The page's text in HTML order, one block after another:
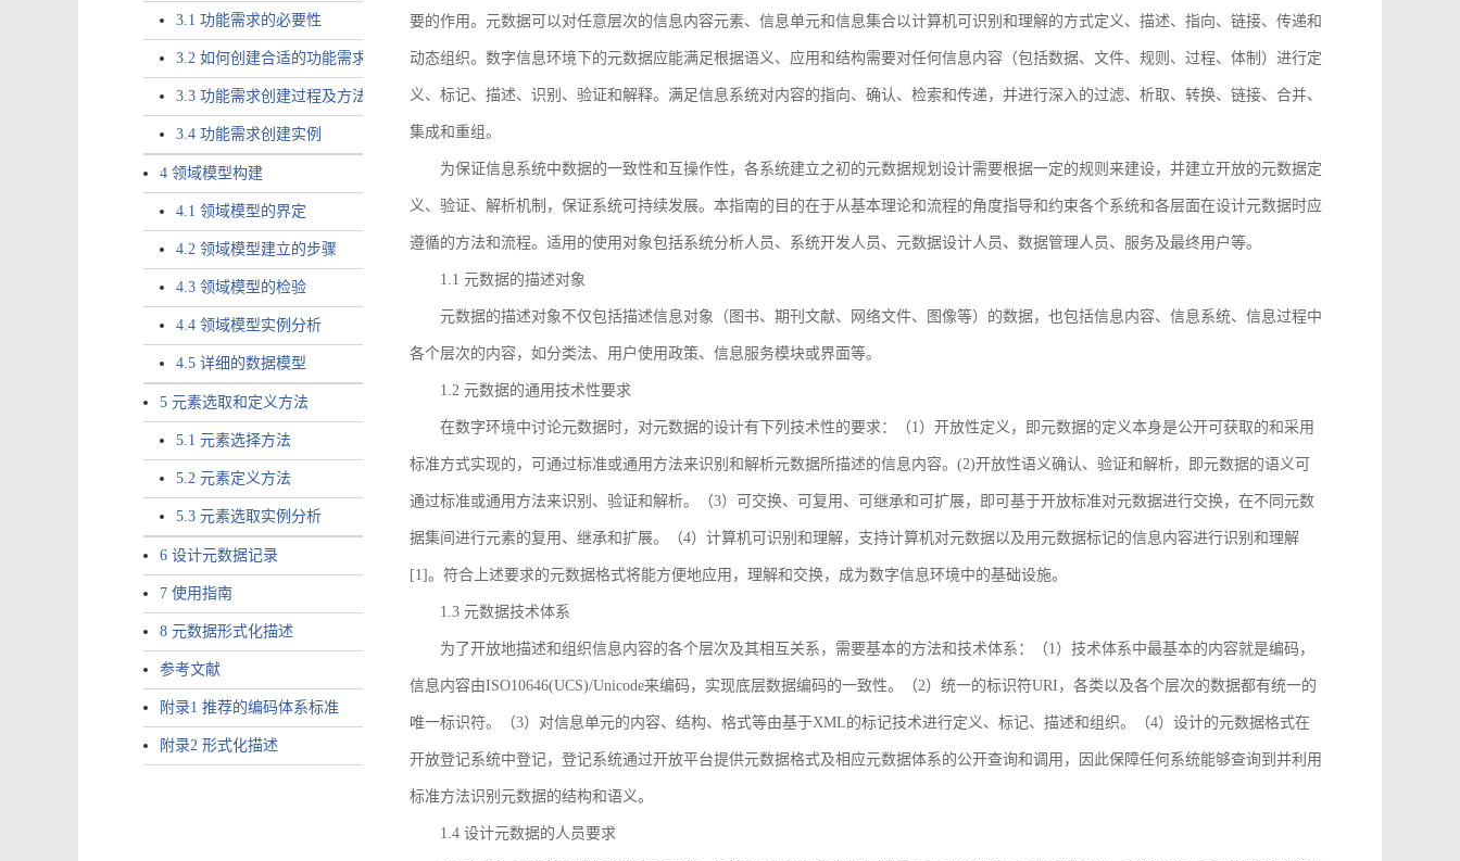
3.1 功能需求的必要性
3.2 如何创建合适的功能需求
3.3 功能需求创建过程及方法
3.4 功能需求创建实例
4 领域模型构建
4.1 领域模型的界定
4.2 领域模型建立的步骤
4.3 领域模型的检验
4.4 领域模型实例分析
4.5 详细的数据模型
5 元素选取和定义方法
5.1 元素选择方法
5.2 元素定义方法
5.3 元素选取实例分析
6 设计元数据记录
7 使用指南
8 元数据形式化描述
参考文献
附录1 推荐的编码体系标准
附录2 形式化描述
要的作用。元数据可以对任意层次的信息内容元素、信息单元和信息集合以计算机可识别和理解的方式定义、描述、指向、链接、传递和
动态组织。数字信息环境下的元数据应能满足根据语义、应用和结构需要对任何信息内容（包括数据、文件、规则、过程、体制）进行定
义、标记、描述、识别、验证和解释。满足信息系统对内容的指向、确认、检索和传递，并进行深入的过滤、析取、转换、链接、合并、
集成和重组。
为保证信息系统中数据的一致性和互操作性，各系统建立之初的元数据规划设计需要根据一定的规则来建设，并建立开放的元数据定
义、验证、解析机制，保证系统可持续发展。本指南的目的在于从基本理论和流程的角度指导和约束各个系统和各层面在设计元数据时应
遵循的方法和流程。适用的使用对象包括系统分析人员、系统开发人员、元数据设计人员、数据管理人员、服务及最终用户等。
1.1 元数据的描述对象
元数据的描述对象不仅包括描述信息对象（图书、期刊文献、网络文件、图像等）的数据，也包括信息内容、信息系统、信息过程中
各个层次的内容，如分类法、用户使用政策、信息服务模块或界面等。
1.2 元数据的通用技术性要求
在数字环境中讨论元数据时，对元数据的设计有下列技术性的要求：（1）开放性定义，即元数据的定义本身是公开可获取的和采用
标准方式实现的，可通过标准或通用方法来识别和解析元数据所描述的信息内容。(2)开放性语义确认、验证和解析，即元数据的语义可
通过标准或通用方法来识别、验证和解析。（3）可交换、可复用、可继承和可扩展，即可基于开放标准对元数据进行交换，在不同元数
据集间进行元素的复用、继承和扩展。（4）计算机可识别和理解，支持计算机对元数据以及用元数据标记的信息内容进行识别和理解
[1]。符合上述要求的元数据格式将能方便地应用，理解和交换，成为数字信息环境中的基础设施。
1.3 元数据技术体系
为了开放地描述和组织信息内容的各个层次及其相互关系，需要基本的方法和技术体系：（1）技术体系中最基本的内容就是编码，
信息内容由ISO10646(UCS)/Unicode来编码，实现底层数据编码的一致性。（2）统一的标识符URI，各类以及各个层次的数据都有统一的
唯一标识符。（3）对信息单元的内容、结构、格式等由基于XML的标记技术进行定义、标记、描述和组织。（4）设计的元数据格式在
开放登记系统中登记，登记系统通过开放平台提供元数据格式及相应元数据体系的公开查询和调用，因此保障任何系统能够查询到并利用
标准方法识别元数据的结构和语义。
1.4 设计元数据的人员要求